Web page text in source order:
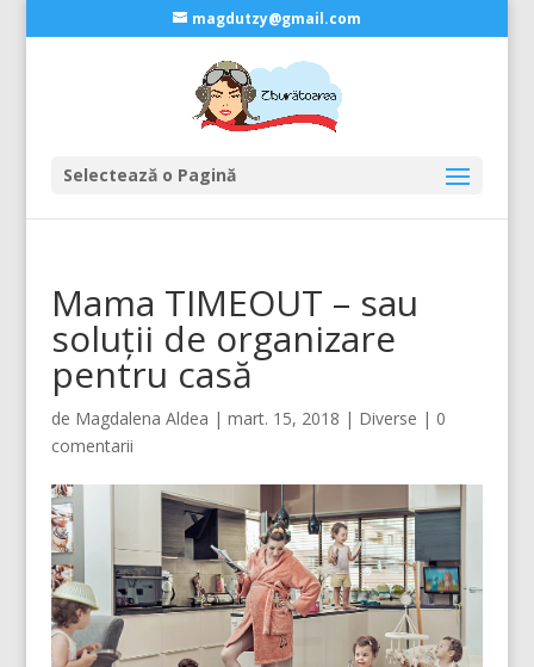
magdutzy@gmail.com
Selectează o Pagină
Mama TIMEOUT – sau
soluții de organizare
pentru casă
de Magdalena Aldea | mart. 15, 2018 | Diverse | 0
comentarii